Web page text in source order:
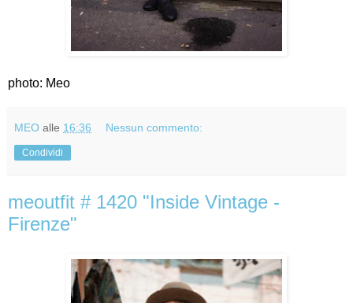
photo: Meo
MEO alle 16:36 Nessun commento:
Condividi
meoutfit # 1420 "Inside Vintage -
Firenze"